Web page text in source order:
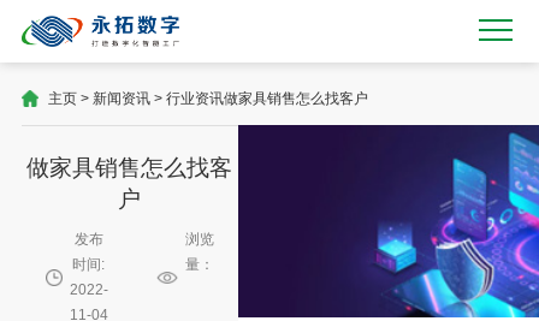
主页> 新闻资讯> 行业资讯做家具销售怎么找客户
做家具销售怎么找客
户
发布
时间:
2022-
11-04
浏览
量：